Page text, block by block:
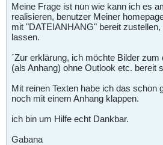
Meine Frage ist nun wie kann ich es
realisieren, benutzer Meiner
mit "DATEIANHANG" bereit
lassen.
´Zur erklärung, ich möchte Bilder
(als Anhang) ohne Outlook etc. bereit
Mit reinen Texten habe ich das schon
noch mit einem Anhang klappen.
ich bin um Hilfe echt Dankbar.
Gabana